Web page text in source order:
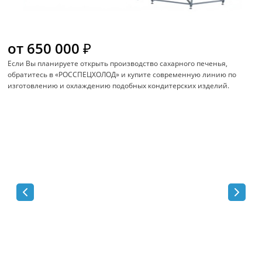
от 650 000 ₽
Если Вы планируете открыть производство сахарного печенья,
обратитесь в «РОССПЕЦХОЛОД» и купите современную линию по
изготовлению и охлаждению подобных кондитерских изделий.